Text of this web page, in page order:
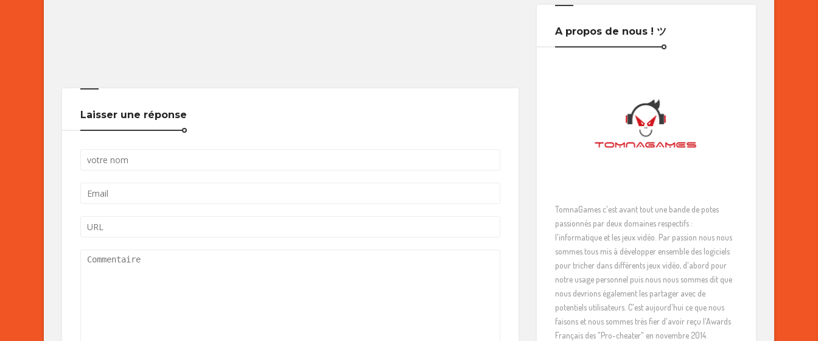
Laisser une réponse
A propos de nous ! ツ
TomnaGames c'est avant tout une bande de potes
passionnés par deux domaines respectifs :
l'informatique et les jeux vidéo. Par passion nous nous
sommes tous mis à développer ensemble des logiciels
pour tricher dans différents jeux vidéo, d'abord pour
notre usage personnel puis nous nous sommes dit que
nous devrions également les partager avec de
potentiels utilisateurs. C'est aujourd'hui ce que nous
faisons et nous sommes très fier d'avoir reçu l'Awards
Français des "Pro-cheater" en novembre 2014.